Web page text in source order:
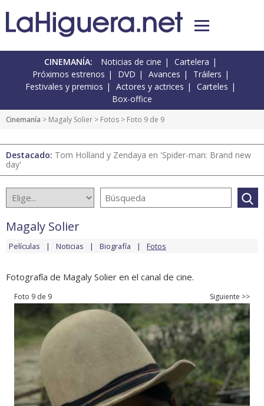
CINEMANÍA: Noticias de cine
Cartelera
Próximos estrenos
DVD Avances
Tráilers
Festivales y premios
Actores y actrices
Carteles
Box-office
Cinemanía > Magaly Solier > Fotos > Foto 9 de 9
Destacado: Tom Holland y Zendaya en 'Spider-man: Brand new
day'
Magaly Solier
Películas Noticias Biografía Fotos
Fotografía de Magaly Solier en el canal de cine.
Foto 9 de 9 Siguiente >>